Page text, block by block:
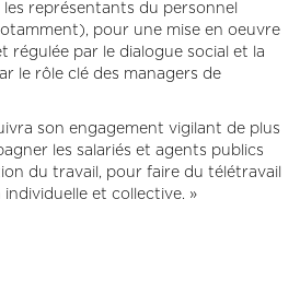
représentants du personnel
pour une mise en oeuvre
régulée par le dialogue social et la
le rôle clé des managers de
son engagement vigilant de plus
les salariés et agents publics
du travail, pour faire du télétravail
et collective. »